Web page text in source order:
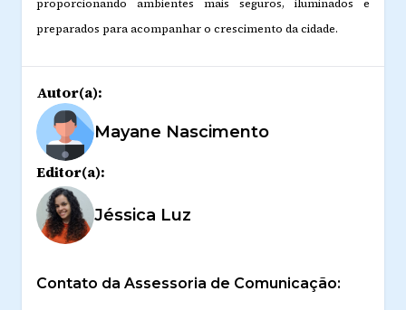
proporcionando ambientes mais seguros, iluminados e
preparados para acompanhar o crescimento da cidade.
Autor(a):
Mayane Nascimento
Editor(a):
Jéssica Luz
Contato da Assessoria de Comunicação: